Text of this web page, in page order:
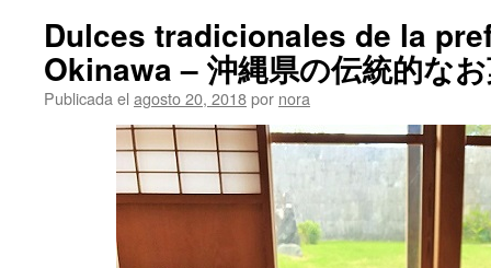
Dulces tradicionales de la
Okinawa – 沖縄県の伝統的な
Publicada el agosto 20, 2018por nora